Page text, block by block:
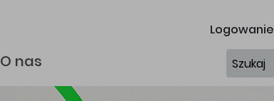
Logowanie
O nas Szukaj